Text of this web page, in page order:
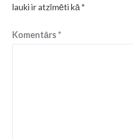
lauki ir atzīmēti kā *
Komentārs*